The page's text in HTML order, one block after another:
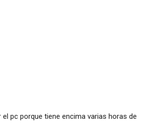
pc porque tiene encima varias horas de